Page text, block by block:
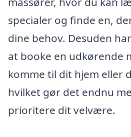
specialer og finde en,
dine behov. Desuden
at booke en udkørende
komme til dit hjem eller
hvilket gør det endnu
prioritere dit velvære.